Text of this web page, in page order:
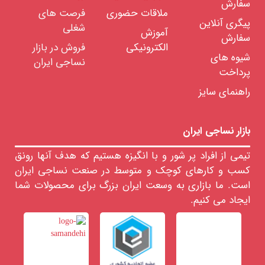
کنف
الیاف
آباکار
الیاف
بامبو
الیاف
الیاف
الیاف
مصنوعی
الیاف
نیمه
مصنوعی
رنگرزی
الیاف
خدمات
سفارش
پیگری آنلاین
سفارش
شیوه های
پرداخت
راهنمای سایز
ملاقات حضوری
آموزش
الکترونیکی
فرصت های
شغلی
فروش در بازار
نساجی ایران
بازار نساجی ایران
تیمی از افراد پر شور و با انگیزه هستیم که هدف آنها رونق
کسب و کارهای کوچک و متوسط در صنعت نساجی ایران
است. ما بازاری به وسعت ایران بزرگ برای محصولات شما
ایجاد می کنیم.